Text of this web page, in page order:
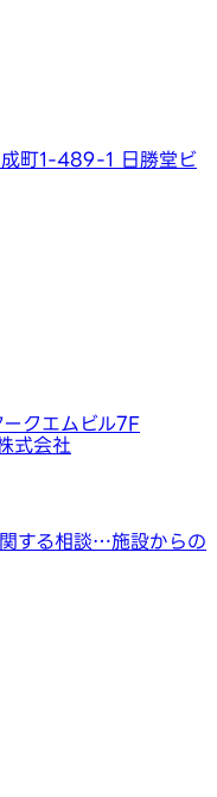
町1-489-1 日勝堂ビ
クエムビル7F
式会社
する相談…施設からの